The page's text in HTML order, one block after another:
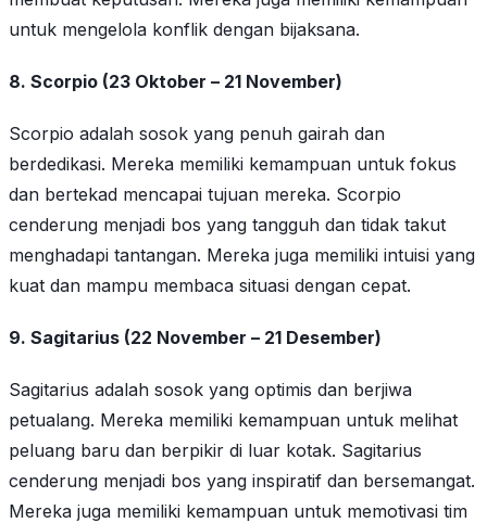
untuk mengelola konflik dengan bijaksana.
8. Scorpio (23 Oktober – 21 November)
Scorpio adalah sosok yang penuh gairah dan
berdedikasi. Mereka memiliki kemampuan untuk fokus
dan bertekad mencapai tujuan mereka. Scorpio
cenderung menjadi bos yang tangguh dan tidak takut
menghadapi tantangan. Mereka juga memiliki intuisi yang
kuat dan mampu membaca situasi dengan cepat.
9. Sagitarius (22 November – 21 Desember)
Sagitarius adalah sosok yang optimis dan berjiwa
petualang. Mereka memiliki kemampuan untuk melihat
peluang baru dan berpikir di luar kotak. Sagitarius
cenderung menjadi bos yang inspiratif dan bersemangat.
Mereka juga memiliki kemampuan untuk memotivasi tim